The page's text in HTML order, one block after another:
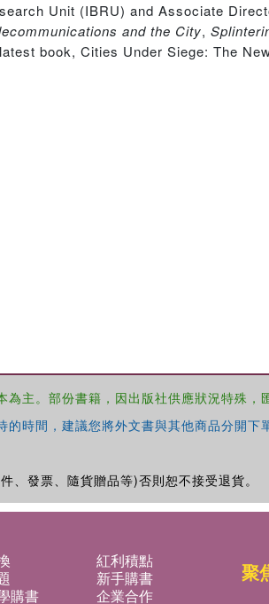
Unit (IBRU) and Associate
and the City,
book, Cities Under Siege: The
主。部份書籍，因出版社供應狀況特殊，
時間，建議您將外文書與其他商品分開下
發票、隨貨贈品等)否則恕不接受退貨。
紅利積點
新手購書
購書
企業合作
聚